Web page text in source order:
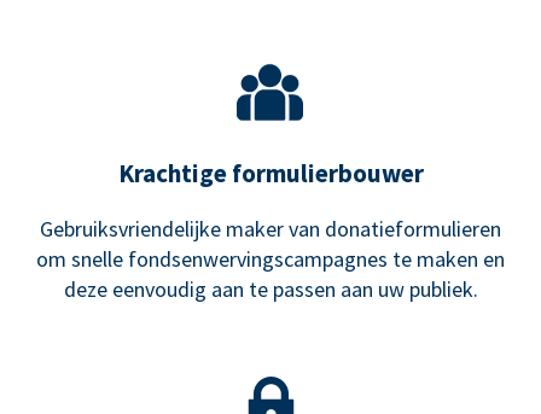
Krachtige formulierbouwer
Gebruiksvriendelijke maker van donatieformulieren
om snelle fondsenwervingscampagnes te maken en
deze eenvoudig aan te passen aan uw publiek.